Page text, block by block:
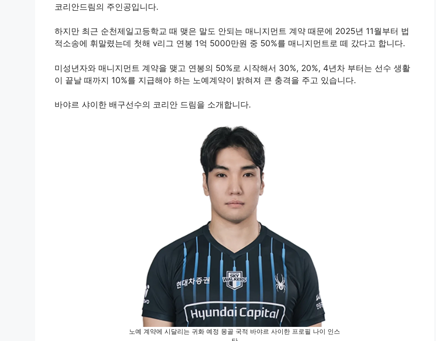
코리안드림의 주인공입니다.
하지만 최근 순천제일고등학교 때 맺은 말도 안되는 매니지먼트 계약 때문에 2025년 11월부터 법
적소송에 휘말렸는데 첫해 v리그 연봉 1억 5000만원 중 50%를 매니지먼트로 떼 갔다고 합니다.
미성년자와 매니지먼트 계약을 맺고 연봉의 50%로 시작해서 30%, 20%, 4년차 부터는 선수 생활
이 끝날 때까지 10%를 지급해야 하는 노예계약이 밝혀져 큰 충격을 주고 있습니다.
바야르 샤이한 배구선수의 코리안 드림을 소개합니다.
노예 계약에 시달리는 귀화 예정 몽골 국적 바야르 사이한 프로필 나이 인스